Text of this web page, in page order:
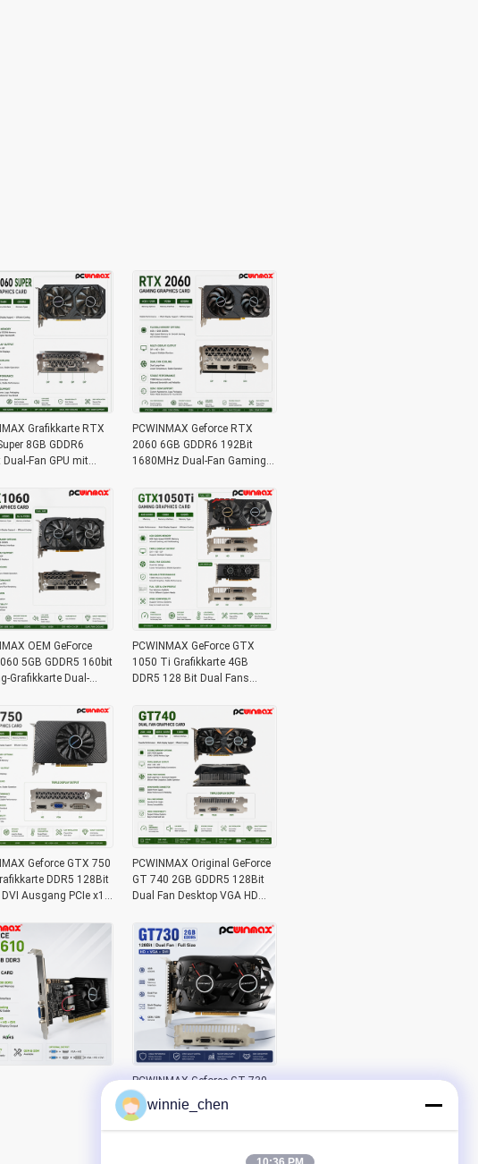
Grafikkarte RTX
8GB GDDR6
Fan GPU mit
PC OEM Großhandel
PCWINMAX Geforce RTX
2060 6GB GDDR6 192Bit
1680MHz Dual-Fan Gaming
auf Lager für Desktop-
Computer
OEM GeForce
5GB GDDR5 160bit
Grafikkarte Dual-
Video-Karte
PCWINMAX GeForce GTX
1050 Ti Grafikkarte 4GB
DDR5 128 Bit Dual Fans
1050Ti Desktop-GPU
Geforce GTX 750
DDR5 128Bit
DVI Ausgang PCIe x16
PCWINMAX Original GeForce
GT 740 2GB GDDR5 128Bit
Dual Fan Desktop VGA HD
PCWINMAX Geforce GT 730
2GB DDR5 128 Bit Vollgröße
GK108 VGA+HD+DVI
Schnittstelle Dual Fan
winnie_chen